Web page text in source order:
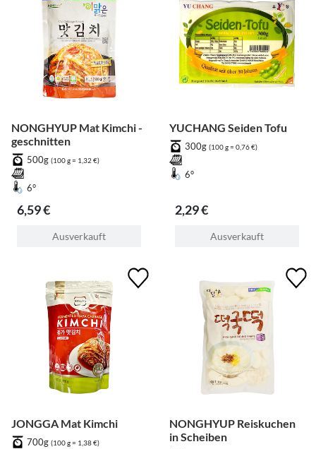
NONGHYUP Mat Kimchi -
geschnitten
500g (100 g = 1,32 €)
6°
6,59 €
Ausverkauft
YUCHANG Seiden Tofu
300g (100 g = 0,76 €)
6°
2,29 €
Ausverkauft
JONGGA Mat Kimchi
700g (100 g = 1,38 €)
NONGHYUP Reiskuchen
in Scheiben